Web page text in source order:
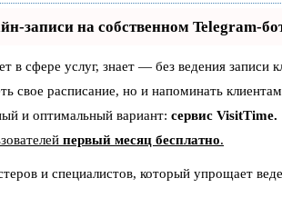
записи на собственном Telegram-
в сфере услуг, знает — без ведения записи
свое расписание, но и напоминать
и оптимальный вариант: сервис VisitTime.
первый месяц бесплатно.
и специалистов, который упрощает